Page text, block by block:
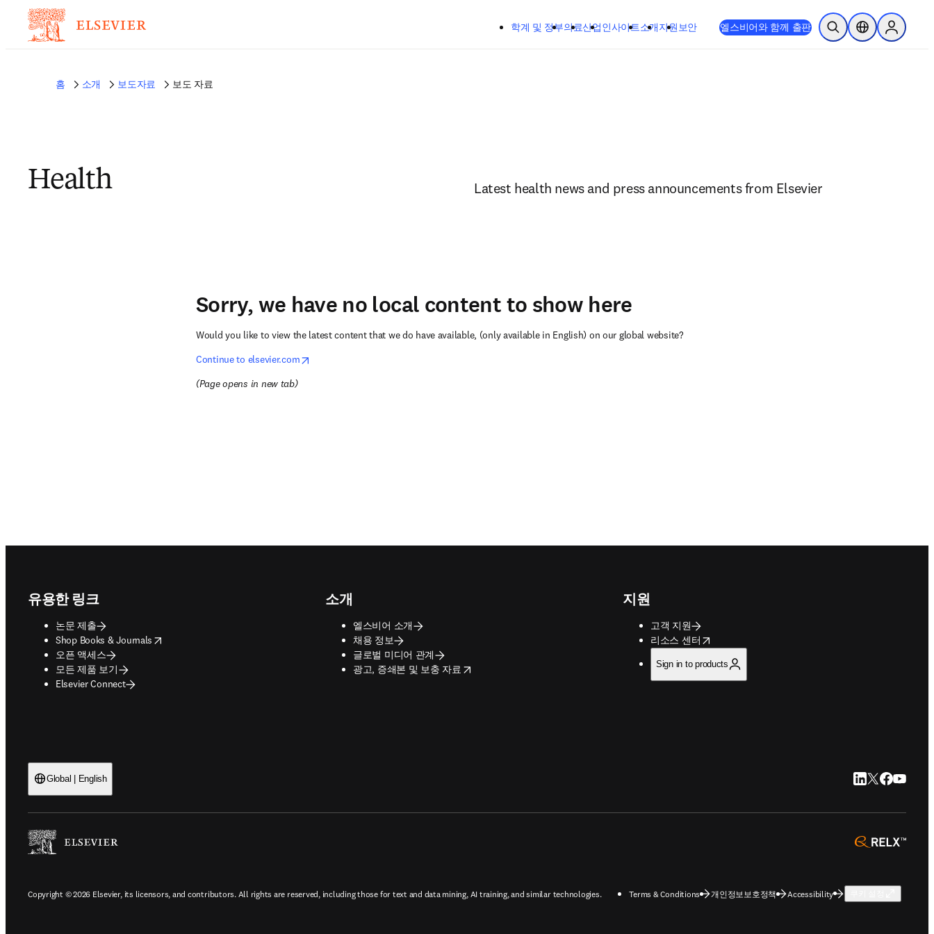
학계 및 정부의료산업인사이트소개지원 보안 엘스비어와 함께 출판 검색 열기위치 선택기Sign in to
홈 소개 보도자료 보도 자료
Health Latest health news and press announcements from Elsevier
Sorry, we have no local content to show here
Would you like to view the latest content that we do have available, (only available in English) on our global website?
Continue to elsevier.com
opens in new tab/window
(Page opens in new tab)
유용한 링크
논문 제출
Shop Books & Journals
opens in new tab/window
오픈 액세스
모든 제품 보기
Elsevier Connect
소개
엘스비어 소개
채용 정보
글로벌 미디어 관계
광고, 증쇄본 및 보충 자료
opens in new tab/window
지원
고객 지원
리소스 센터
opens in new tab/window
Sign in to products
Global | English LinkedIn 새 탭/창
Twitter 새 탭/
Facebook
YouTube
opens
Copyright © 2026 Elsevier, its licensors, and contributors. All rights are reserved, including those for text and data mining, AI training, and similar technologies. Terms & Conditions 개인정보보호정책 Accessibility